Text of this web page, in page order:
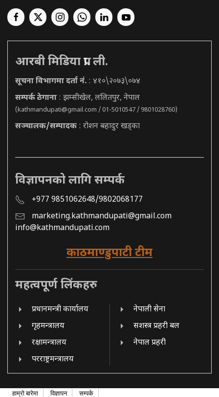
आरबी मिडिया प्रा. ली.
सूचना विभागमा दर्ता नं. : ४१०\२०७३\०७४
सम्पर्क ठेगाना : झम्सीखेल, ललितपुर, नेपाल
(kathmandupati@gmail.com / 01-5010547 / 9801028760)
सञ्चालक/सम्पादक : रोशन बहादुर खड्का
विज्ञापनको लागि सम्पर्क
+977 9851062648/9802068177
marketing.kathmandupati@gmail.com
info@kathmandupati.com
काठमाण्डुपाटी टीम
महत्वपूर्ण लिंकहरु
प्रधानमन्त्री कार्यालय
गृहमन्त्रालय
रक्षामन्त्रालय
परराष्ट्रमन्त्रालय
नेपाली सेना
सशस्त्र प्रहरी बल
नेपाल प्रहरी
हाम्रो बारेमा विज्ञापन सम्पर्क